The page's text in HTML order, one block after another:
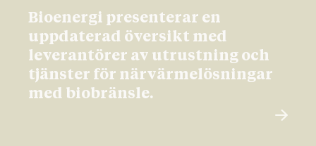
Bioenergi presenterar en
uppdaterad översikt med
leverantörer av utrustning och
tjänster för närvärmelösningar
med biobränsle.